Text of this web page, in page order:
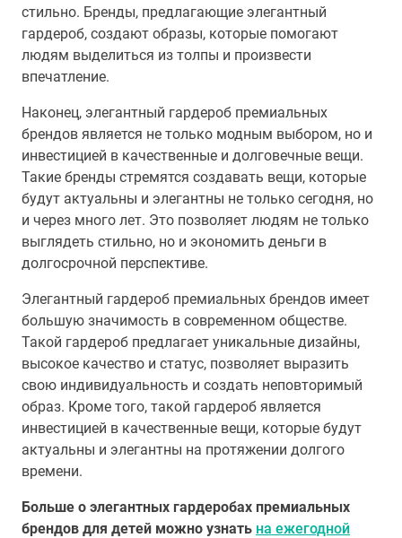
стильно. Бренды, предлагающие элегантный
гардероб, создают образы, которые помогают
людям выделиться из толпы и произвести
впечатление.
Наконец, элегантный гардероб премиальных
брендов является не только модным выбором, но и
инвестицией в качественные и долговечные вещи.
Такие бренды стремятся создавать вещи, которые
будут актуальны и элегантны не только сегодня, но
и через много лет. Это позволяет людям не только
выглядеть стильно, но и экономить деньги в
долгосрочной перспективе.
Элегантный гардероб премиальных брендов имеет
большую значимость в современном обществе.
Такой гардероб предлагает уникальные дизайны,
высокое качество и статус, позволяет выразить
свою индивидуальность и создать неповторимый
образ. Кроме того, такой гардероб является
инвестицией в качественные вещи, которые будут
актуальны и элегантны на протяжении долгого
времени.
Больше о элегантных гардеробах премиальных
брендов для детей можно узнать на ежегодной